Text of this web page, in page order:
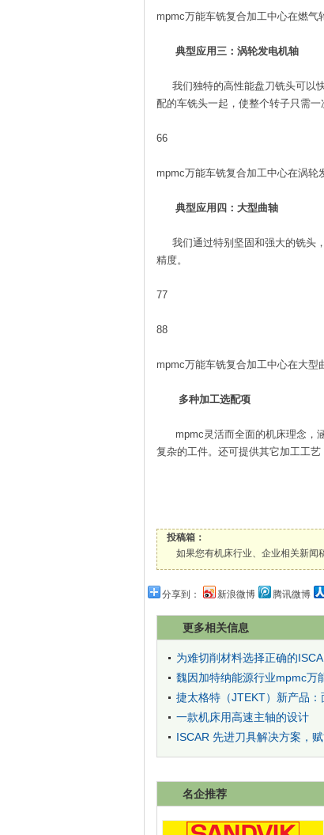
mpmc万能车铣复合加工中心在燃气
典型应用三：涡轮发电机轴
我们独特的高性能盘刀铣头可以
配的车铣头一起，使整个转子只需
66
mpmc万能车铣复合加工中心在涡轮
典型应用四：大型曲轴
我们通过特别坚固和强大的铣头
精度。
77
88
mpmc万能车铣复合加工中心在大型
多种加工选配项
mpmc灵活而全面的机床理念，涵
复杂的工件。还可提供其它加工工
投稿箱：
如果您有机床行业、企业相关新闻
分享到： 新浪微博 腾讯微博
更多相关信息
为难切削材料选择正确的
魏因加特纳能源行业mpmc万
捷太格特（JTEKT）新产品
一款机床用高速主轴的设计
ISCAR 先进刀具解决方案，
名企推荐